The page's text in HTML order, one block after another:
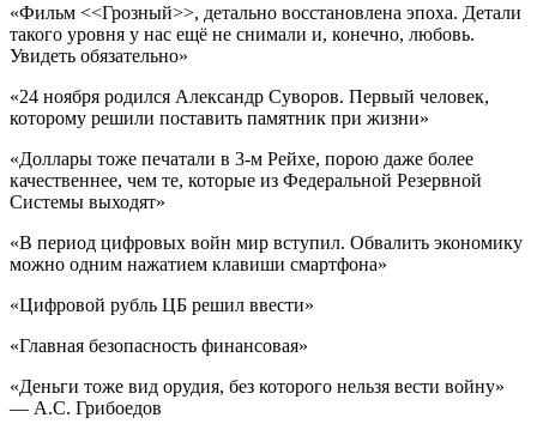
«Фильм <<Грозный>>, детально восстановлена эпоха. Детали
такого уровня у нас ещё не снимали и, конечно, любовь.
Увидеть обязательно»
«24 ноября родился Александр Суворов. Первый человек,
которому решили поставить памятник при жизни»
«Доллары тоже печатали в 3-м Рейхе, порою даже более
качественнее, чем те, которые из Федеральной Резервной
Системы выходят»
«В период цифровых войн мир вступил. Обвалить экономику
можно одним нажатием клавиши смартфона»
«Цифровой рубль ЦБ решил ввести»
«Главная безопасность финансовая»
«Деньги тоже вид орудия, без которого нельзя вести войну»
— А.С. Грибоедов